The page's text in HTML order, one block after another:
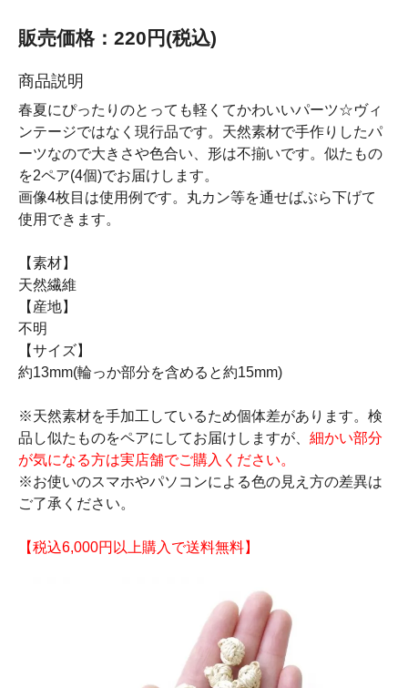
販売価格：220円(税込)
商品説明
春夏にぴったりのとっても軽くてかわいいパーツ☆ヴィ
ンテージではなく現行品です。天然素材で手作りしたパ
ーツなので大きさや色合い、形は不揃いです。似たもの
を2ペア(4個)でお届けします。
画像4枚目は使用例です。丸カン等を通せばぶら下げて
使用できます。
【素材】
天然繊維
【産地】
不明
【サイズ】
約13mm(輪っか部分を含めると約15mm)
※天然素材を手加工しているため個体差があります。検
品し似たものをペアにしてお届けしますが、 細かい部分
が気になる方は実店舗でご購入ください。
※お使いのスマホやパソコンによる色の見え方の差異は
ご了承ください。
【税込6,000円以上購入で送料無料】